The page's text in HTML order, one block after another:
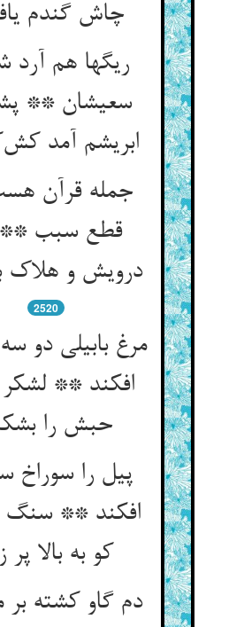
چاش گندم
ریگها هم آرد
سعیشان **
ابریشم آمد
جمله قرآن
قطع سبب **
درویش و هلاک
2520
مرغ بابیلی دو
افکند **
حبش را
پیل را سوراخ
افکند ** سنگ
کو به بالا پر
دم گاو کشته بر